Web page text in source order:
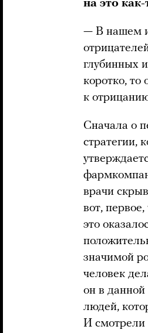
на это
— В нашем
глубинных
коротко, то
к
Сначала о
стратегии,
врачи
вот,
это
значимой
человек
он в
людей,
И смотрели